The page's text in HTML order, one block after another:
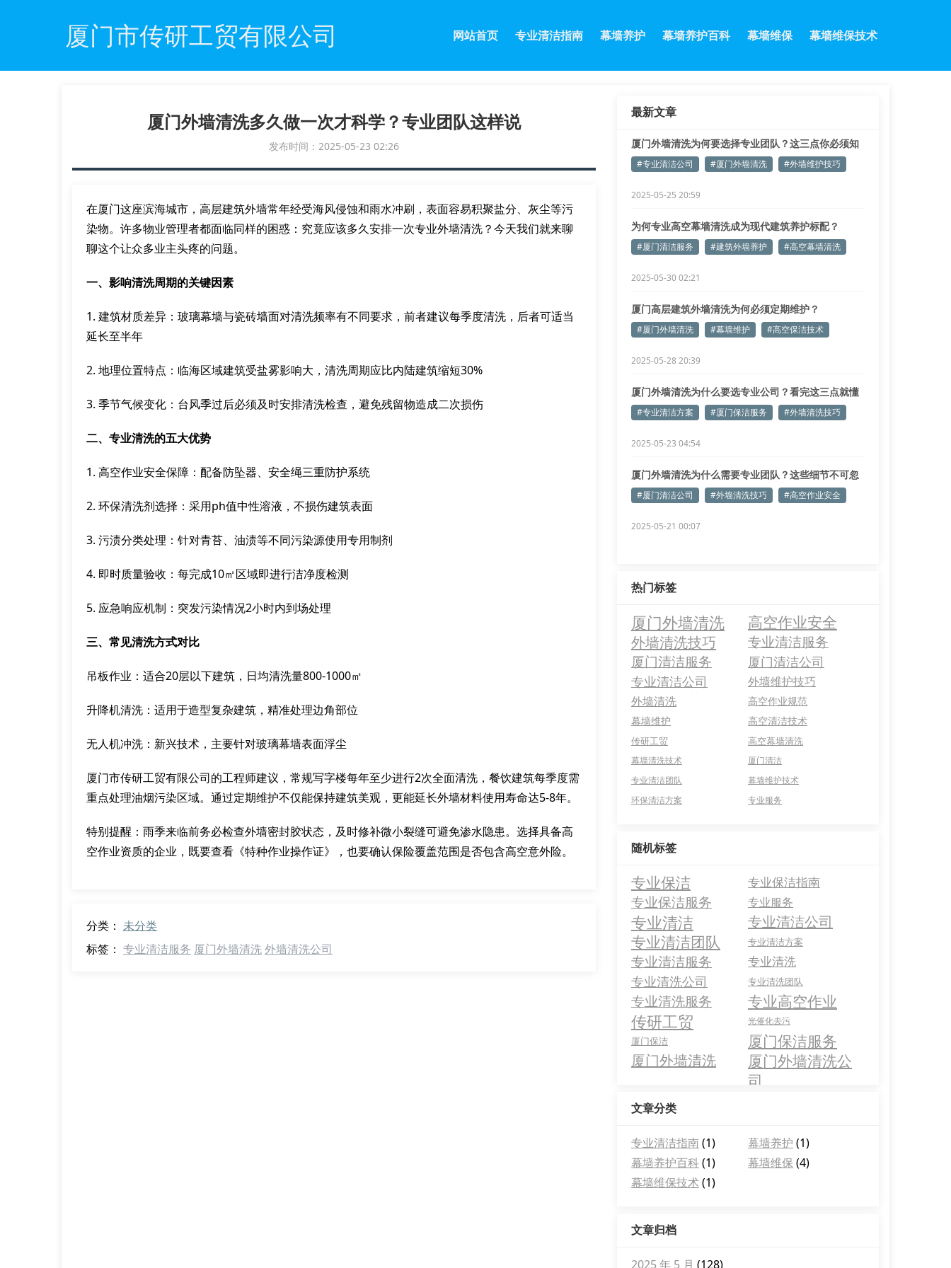
厦门市传研工贸有限公司 网站首页 专业清洁指南 幕墙养护 幕墙养护百科 幕墙维保 幕墙维保技术
厦门外墙清洗多久做一次才科学？专业团队这样说
发布时间：2025-05-23 02:26
在厦门这座滨海城市，高层建筑外墙常年经受海风侵蚀和雨水冲刷，表面容易积聚盐分、灰尘等污
染物。许多物业管理者都面临同样的困惑：究竟应该多久安排一次专业外墙清洗？今天我们就来聊
聊这个让众多业主头疼的问题。
一、影响清洗周期的关键因素
1. 建筑材质差异：玻璃幕墙与瓷砖墙面对清洗频率有不同要求，前者建议每季度清洗，后者可适当
延长至半年
2. 地理位置特点：临海区域建筑受盐雾影响大，清洗周期应比内陆建筑缩短30%
3. 季节气候变化：台风季过后必须及时安排清洗检查，避免残留物造成二次损伤
二、专业清洗的五大优势
1. 高空作业安全保障：配备防坠器、安全绳三重防护系统
2. 环保清洗剂选择：采用ph值中性溶液，不损伤建筑表面
3. 污渍分类处理：针对青苔、油渍等不同污染源使用专用制剂
4. 即时质量验收：每完成10㎡区域即进行洁净度检测
5. 应急响应机制：突发污染情况2小时内到场处理
三、常见清洗方式对比
吊板作业：适合20层以下建筑，日均清洗量800-1000㎡
升降机清洗：适用于造型复杂建筑，精准处理边角部位
无人机冲洗：新兴技术，主要针对玻璃幕墙表面浮尘
厦门市传研工贸有限公司的工程师建议，常规写字楼每年至少进行2次全面清洗，餐饮建筑每季度需
重点处理油烟污染区域。通过定期维护不仅能保持建筑美观，更能延长外墙材料使用寿命达5-8年。
特别提醒：雨季来临前务必检查外墙密封胶状态，及时修补微小裂缝可避免渗水隐患。选择具备高
空作业资质的企业，既要查看《特种作业操作证》，也要确认保险覆盖范围是否包含高空意外险。
分类： 未分类
标签： 专业清洁服务 厦门外墙清洗外墙清洗公司
最新文章
厦门外墙清洗为何要选择专业团队？这三点你必须知
道！
#专业清洁公司 #厦门外墙清洗 #外墙维护技巧
2025-05-25 20:59
为何专业高空幕墙清洗成为现代建筑养护标配？
#厦门清洁服务 #建筑外墙养护 #高空幕墙清洗
2025-05-30 02:21
厦门高层建筑外墙清洗为何必须定期维护？
#厦门外墙清洗 #幕墙维护 #高空保洁技术
2025-05-28 20:39
厦门外墙清洗为什么要选专业公司？看完这三点就懂
了！
#专业清洁方案 #厦门保洁服务 #外墙清洗技巧
2025-05-23 04:54
厦门外墙清洗为什么需要专业团队？这些细节不可忽
视！
#厦门清洁公司 #外墙清洗技巧 #高空作业安全
2025-05-21 00:07
热门标签
厦门外墙清洗 高空作业安全
外墙清洗技巧
专业清洁服务
厦门清洁服务
厦门清洁公司
专业清洁公司
外墙维护技巧
外墙清洗
高空作业规范
幕墙维护
高空清洁技术
传研工贸
高空幕墙清洗
幕墙清洗技术
厦门清洁
专业清洁团队
幕墙维护技术
环保清洁方案
专业服务
随机标签
专业保洁 专业保洁指南
专业保洁服务 专业服务
专业清洁 专业清洁公司
专业清洁团队 专业清洁方案
专业清洁服务 专业清洗
专业清洗公司 专业清洗团队
专业清洗服务 专业高空作业
传研工贸 光催化去污
厦门保洁 厦门保洁服务
厦门外墙清洗
厦门外墙清洗公
司
文章分类
专业清洁指南(1) 幕墙养护 (1)
幕墙养护百科(1) 幕墙维保 (4)
幕墙维保技术(1)
文章归档
2025 年 5 月 (128)